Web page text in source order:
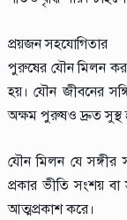
প্রয়জন সহযোগিতার
পুরুষের যৌন মিলন
হয়। যৌন জীবনের
অক্ষম পুরুষও দ্রুত সুস্থ
যৌন মিলন যে
প্রকার ভীতি সংশয় বা
আত্মপ্রকাশ করে।